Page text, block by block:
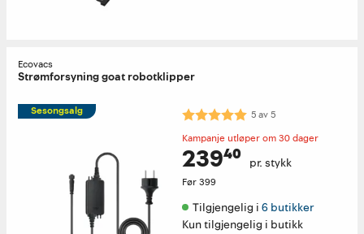
Ecovacs
Strømforsyning goat robotklipper
Sesongsalg Karakter: 5.0 av 5 mulige
5av5
Kampanje utløper om 30 dager
239⁴⁰ pr. stykk
Før399
Tilgjengelig i 6 butikker
Kun tilgjengelig i butikk